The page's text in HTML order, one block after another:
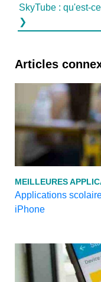
SkyTube : qu'est-
❯
Articles
MEILLEURES
Applications
iPhone